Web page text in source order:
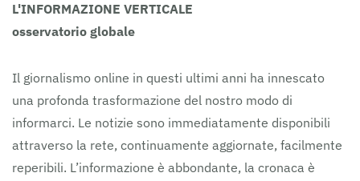
L'INFORMAZIONE VERTICALE
osservatorio globale
Il giornalismo online in questi ultimi anni ha innescato
una profonda trasformazione del nostro modo di
informarci. Le notizie sono immediatamente disponibili
attraverso la rete, continuamente aggiornate, facilmente
reperibili. L’informazione è abbondante, la cronaca è